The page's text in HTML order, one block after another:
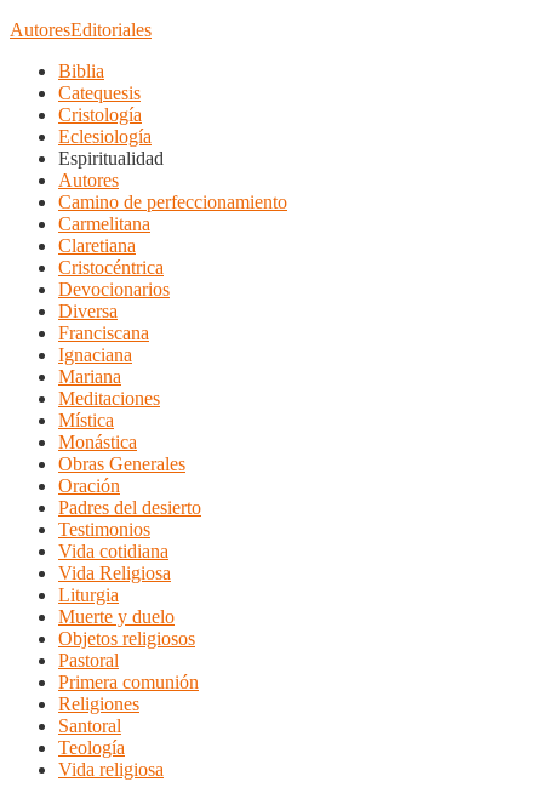
AutoresEditoriales
Biblia
Catequesis
Cristología
Eclesiología
Espiritualidad
Autores
Camino de perfeccionamiento
Carmelitana
Claretiana
Cristocéntrica
Devocionarios
Diversa
Franciscana
Ignaciana
Mariana
Meditaciones
Mística
Monástica
Obras Generales
Oración
Padres del desierto
Testimonios
Vida cotidiana
Vida Religiosa
Liturgia
Muerte y duelo
Objetos religiosos
Pastoral
Primera comunión
Religiones
Santoral
Teología
Vida religiosa